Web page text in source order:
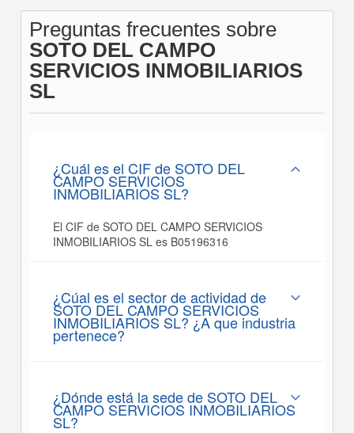
Preguntas frecuentes sobre
SOTO DEL CAMPO
SERVICIOS INMOBILIARIOS
SL
¿Cuál es el CIF de SOTO DEL
CAMPO SERVICIOS
INMOBILIARIOS SL?
El CIF de SOTO DEL CAMPO SERVICIOS
INMOBILIARIOS SL es B05196316
¿Cúal es el sector de actividad de
SOTO DEL CAMPO SERVICIOS
INMOBILIARIOS SL? ¿A que industria
pertenece?
¿Dónde está la sede de SOTO DEL
CAMPO SERVICIOS INMOBILIARIOS
SL?